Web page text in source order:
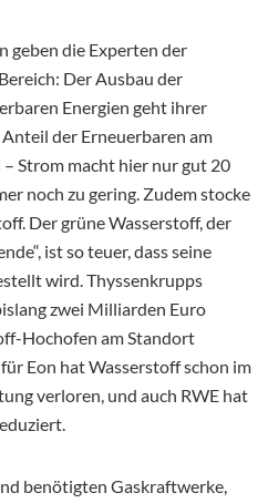
geben die Experten der
Der Ausbau der
Energien geht ihrer
der Erneuerbaren am
Strom macht hier nur gut 20
noch zu gering. Zudem stocke
Der grüne Wasserstoff, der
ist so teuer, dass seine
wird. Thyssenkrupps
zwei Milliarden Euro
Hochofen am Standort
Eon hat Wasserstoff schon im
verloren, und auch RWE hat
benötigten Gaskraftwerke,